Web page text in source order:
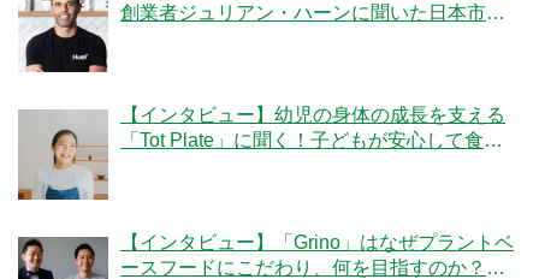
創業者ジュリアン・ハーンに聞いた日本市場
【インタビュー】幼児の身体の成長を支える
「Tot Plate」に聞く！子どもが安心して食べ
【インタビュー】「Grino」はなぜプラントベ
ースフードにこだわり、何を目指すのか？創